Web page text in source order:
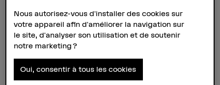
Fiche signalétique
Départements participants
Institut(s)
Institut Matérialité dans l'art et la culture
Nous autorisez-vous d'installer des cookies sur
votre appareil afin d'améliorer la navigation sur
le site, d'analyser son utilisation et de soutenir
notre marketing ?
Oui, consentir à tous les cookies